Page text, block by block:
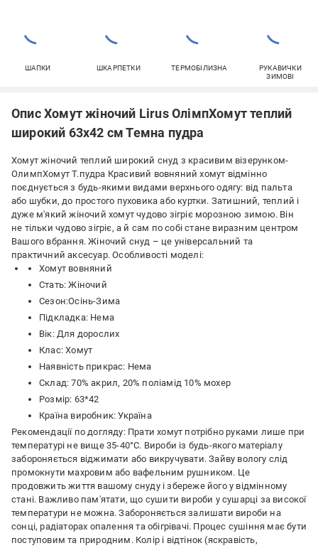
ШАПКИ ШКАРПЕТКИ ТЕРМОБІЛИЗНА
РУКАВИЧКИ
ЗИМОВІ
Опис Хомут жіночий Lirus ОлімпХомут теплий
широкий 63х42 см Темна пудра
Хомут жіночий теплий широкий снуд з красивим візерунком-
ОлимпХомут Т.пудра Красивий вовняний хомут відмінно
поєднується з будь-якими видами верхнього одягу: від пальта
або шубки, до простого пуховика або куртки. Затишний, теплий і
дуже м'який жіночий хомут чудово зігріє морозною зимою. Він
не тільки чудово зігріє, а й сам по собі стане виразним центром
Вашого вбрання. Жіночий снуд – це універсальний та
практичний аксесуар. Особливості моделі:
Хомут вовняний
Стать: Жіночий
Сезон:Осінь-Зима
Підкладка: Нема
Вік: Для дорослих
Клас: Хомут
Наявність прикрас: Нема
Склад: 70% акрил, 20% поліамід 10% мохер
Розмір: 63*42
Країна виробник: Україна
Рекомендації по догляду: Прати хомут потрібно руками лише при
температурі не вище 35-40°C. Вироби із будь-якого матеріалу
забороняється віджимати або викручувати. Зайву вологу слід
промокнути махровим або вафельним рушником. Це
продовжить життя вашому снуду і збереже його у відмінному
стані. Важливо пам'ятати, що сушити вироби у сушарці за високої
температури не можна. Забороняється залишати вироби на
сонці, радіаторах опалення та обігрівачі. Процес сушіння має бути
поступовим та природним. Колір і відтінок (яскравість,